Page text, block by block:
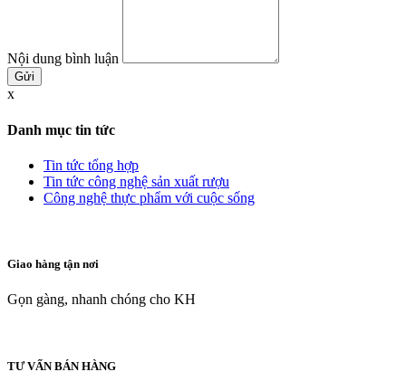
Nội dung bình luận
x
Danh mục tin tức
Tin tức tổng hợp
Tin tức công nghệ sản xuất rượu
Công nghệ thực phẩm với cuộc sống
Giao hàng tận nơi
Gọn gàng, nhanh chóng cho KH
TƯ VẤN BÁN HÀNG